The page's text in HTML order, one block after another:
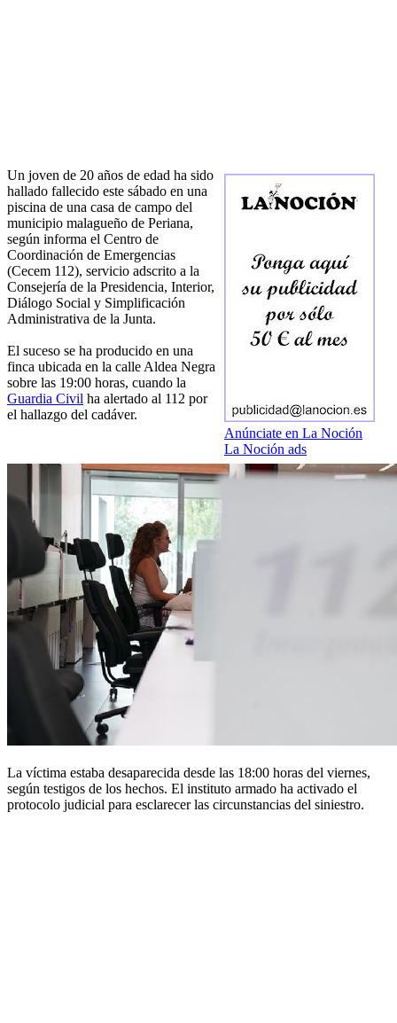
Anúnciate en La Noción
La Noción ads
Un joven de 20 años de edad ha sido
hallado fallecido este sábado en una
piscina de una casa de campo del
municipio malagueño de Periana,
según informa el Centro de
Coordinación de Emergencias
(Cecem 112), servicio adscrito a la
Consejería de la Presidencia, Interior,
Diálogo Social y Simplificación
Administrativa de la Junta.
El suceso se ha producido en una
finca ubicada en la calle Aldea Negra
sobre las 19:00 horas, cuando la
Guardia Civil ha alertado al 112 por
el hallazgo del cadáver.
La víctima estaba desaparecida desde las 18:00 horas del viernes,
según testigos de los hechos. El instituto armado ha activado el
protocolo judicial para esclarecer las circunstancias del siniestro.